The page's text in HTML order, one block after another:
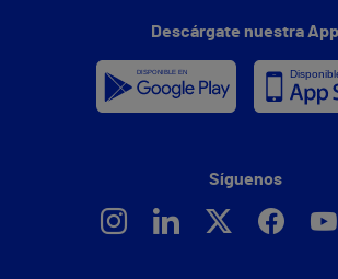
Descárgate nuestra App
Síguenos